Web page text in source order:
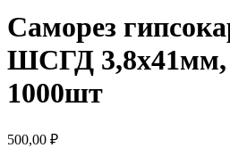
Саморез
ШСГД 3,8х41мм,
1000шт
500,00 ₽